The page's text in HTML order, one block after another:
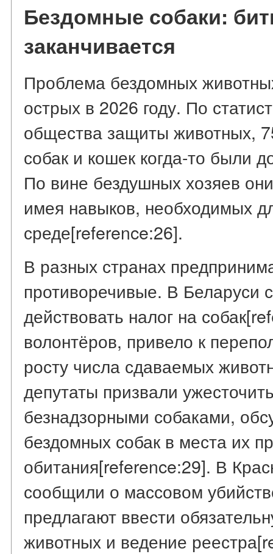
Бездомные собаки:
заканчивается
Проблема бездомных
острых в 2026 году. По
общества защиты животных,
собак и кошек когда-то были
По вине бездушных хозяев
имея навыков, необходимых
среде[reference:26].
В разных странах
противоречивые. В Беларуси
действовать налог на
волонтёров, привело к
росту числа сдаваемых
депутаты призвали
безнадзорными собаками,
бездомных собак в места их
обитания[reference:29]. В
сообщили о массовом
предлагают ввести
животных и ведение